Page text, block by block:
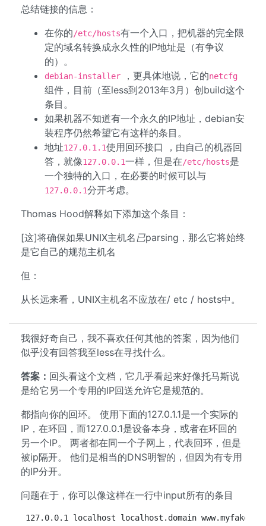
总结链接的信息：
在你的/etc/hosts有一个入口，把机器的完全限
定的域名转换成永久性的IP地址是（有争议
的）。
debian-installer ，更具体地说，它的netcfg
组件，目前（至less到2013年3月）创build这个
条目。
如果机器不知道有一个永久的IP地址，debian安
装程序仍然希望它有这样的条目。
地址127.0.1.1使用回环接口 ，由自己的机器回
答，就像127.0.0.1一样，但是在/etc/hosts是
一个独特的入口，在必要的时候可以与
127.0.0.1分开考虑。
Thomas Hood解释如下添加这个条目：
[这]将确保如果UNIX主机名已parsing，那么它将始终
是它自己的规范主机名
但：
从长远来看，UNIX主机名不应放在/ etc / hosts中。
我很好奇自己，我不喜欢任何其他的答案，因为他们
似乎没有回答我至less在寻找什么。
答案： 回头看这个文档，它几乎看起来好像托马斯说
是给它另一个专用的IP回送允许它是规范的。
都指向你的回环。 使用下面的127.0.1.1是一个实际的
IP，在环回，而127.0.0.1是设备本身，或者在环回的
另一个IP。 两者都在同一个子网上，代表回环，但是
被ip隔开。 他们是相当的DNS明智的，但因为有专用
的IP分开。
问题在于，你可以像这样在一行中input所有的条目
127.0.0.1 localhost localhost.domain